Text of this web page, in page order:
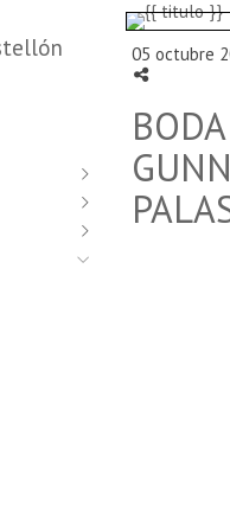
05 octubre